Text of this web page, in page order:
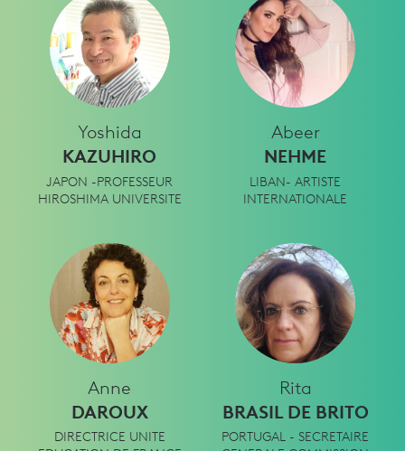
Yoshida
KAZUHIRO
JAPON -PROFESSEUR
HIROSHIMA UNIVERSITE
Abeer
NEHME
LIBAN- ARTISTE
INTERNATIONALE
Anne
DAROUX
DIRECTRICE UNITE
Rita
BRASIL DE BRITO
PORTUGAL - SECRETAIRE